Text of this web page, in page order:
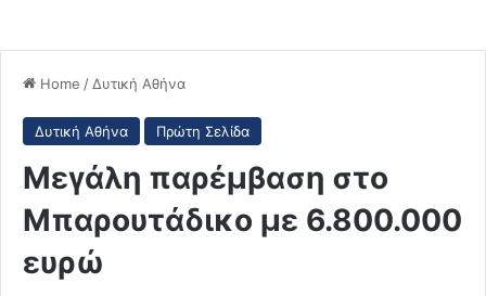
Home / Δυτική Αθήνα
Δυτική Αθήνα Πρώτη Σελίδα
Μεγάλη παρέμβαση στο
Μπαρουτάδικο με 6.800.000
ευρώ